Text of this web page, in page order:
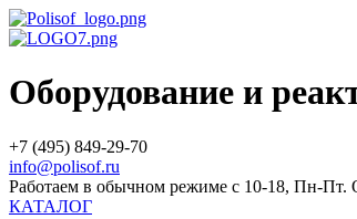
Оборудование и
+7 (495) 849-29-70
info@polisof.ru
Работаем в обычном режиме с 10-18, Пн-Пт.
КАТАЛОГ